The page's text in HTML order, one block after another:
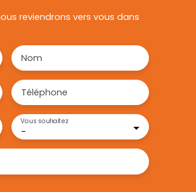
reviendrons vers vous dans
Nom
Téléphone
-
Vous souhaitez